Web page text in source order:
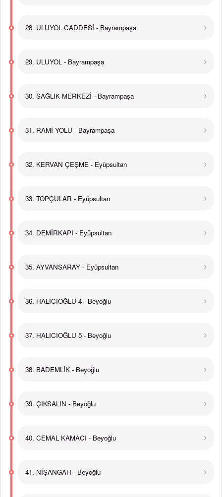
28. ULUYOL CADDESİ - Bayrampaşa
29. ULUYOL - Bayrampaşa
30. SAĞLIK MERKEZİ - Bayrampaşa
31. RAMİ YOLU - Bayrampaşa
32. KERVAN ÇEŞME - Eyüpsultan
33. TOPÇULAR - Eyüpsultan
34. DEMİRKAPI - Eyüpsultan
35. AYVANSARAY - Eyüpsultan
36. HALICIOĞLU 4 - Beyoğlu
37. HALICIOĞLU 5 - Beyoğlu
38. BADEMLİK - Beyoğlu
39. ÇIKSALIN - Beyoğlu
40. CEMAL KAMACI - Beyoğlu
41. NİŞANGAH - Beyoğlu